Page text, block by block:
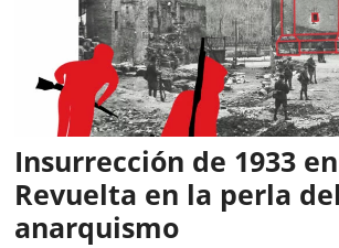
Insurrección de 1933
Revuelta en la perla del
anarquismo